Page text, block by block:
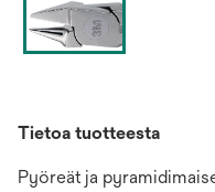
Tietoa tuotteesta
Pyöreät ja